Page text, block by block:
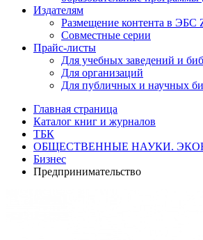
Издателям
Размещение контента в ЭБС
Совместные серии
Прайс-листы
Для учебных заведений и
Для организаций
Для публичных и научных
Главная страница
Каталог книг и журналов
ТБК
ОБЩЕСТВЕННЫЕ НАУКИ.
Бизнес
Предпринимательство